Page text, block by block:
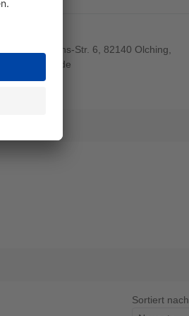
von-Siemens-Str. 6, 82140 Olching,
gmbh.de
Sortiert nach